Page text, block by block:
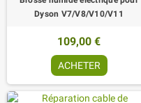
Dyson V7/V8/V10/V11
109,00 €
ACHETER